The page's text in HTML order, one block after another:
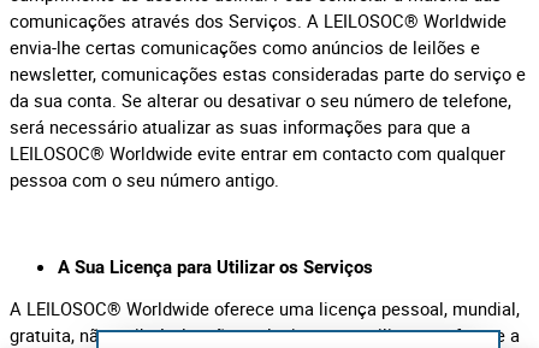
comunicações através dos Serviços. A LEILOSOC® Worldwide
envia-lhe certas comunicações como anúncios de leilões e
newsletter, comunicações estas consideradas parte do serviço e
da sua conta. Se alterar ou desativar o seu número de telefone,
será necessário atualizar as suas informações para que a
LEILOSOC® Worldwide evite entrar em contacto com qualquer
pessoa com o seu número antigo.
A Sua Licença para Utilizar os Serviços
A LEILOSOC® Worldwide oferece uma licença pessoal, mundial,
gratuita, não atribuível e não exclusiva, para utilizar o software a